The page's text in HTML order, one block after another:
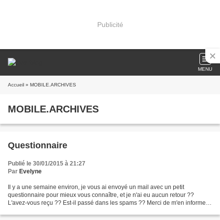
Publicité
MENU
Accueil » MOBILE.ARCHIVES
MOBILE.ARCHIVES
Questionnaire
Publié le 30/01/2015 à 21:27
Par Evelyne
Il y a une semaine environ, je vous ai envoyé un mail avec un petit
questionnaire pour mieux vous connaître, et je n'ai eu aucun retour ??
L'avez-vous reçu ?? Est-il passé dans les spams ?? Merci de m'en informer,